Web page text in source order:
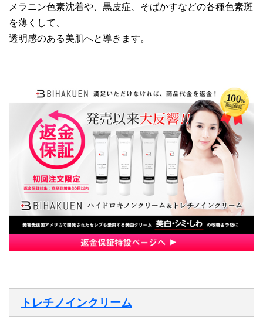
メラニン色素沈着や、黒皮症、そばかすなどの各種色素斑
を薄くして、
透明感のある美肌へと導きます。
トレチノインクリーム